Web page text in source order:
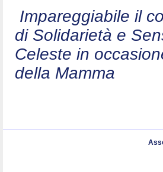
Impareggiabile il
di Solidarietà e
Celeste in
della Mamma